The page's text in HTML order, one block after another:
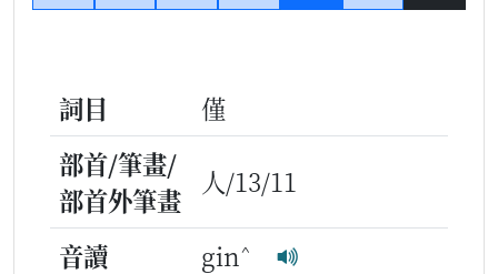
詞目
僅
部首/筆畫/
部首外筆畫
人/13/11
音讀 gin^